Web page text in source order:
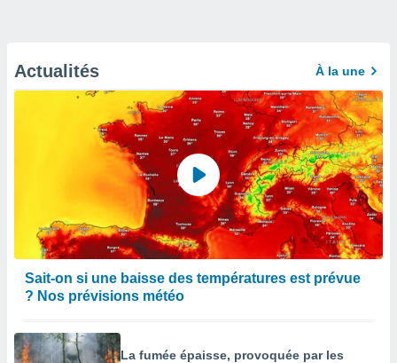
Actualités À la une
Sait-on si une baisse des températures est prévue
? Nos prévisions météo
La fumée épaisse, provoquée par les